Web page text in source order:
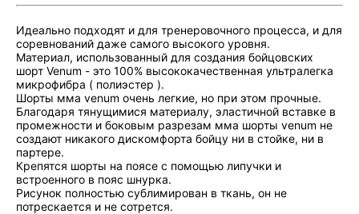
Идеально подходят и для тренеровочного процесса, и для
соревнований даже самого высокого уровня.
Материал, использованный для создания бойцовских
шорт Venum - это 100% высококачественная ультралегка
микрофибра ( полиэстер ).
Шорты мма venum очень легкие, но при этом прочные.
Благодаря тянущимися материалу, эластичной вставке в
промежности и боковым разрезам мма шорты venum не
создают никакого дискомфорта бойцу ни в стойке, ни в
партере.
Крепятся шорты на поясе с помощью липучки и
встроенного в пояс шнурка.
Рисунок полностью сублимирован в ткань, он не
потрескается и не сотрется.